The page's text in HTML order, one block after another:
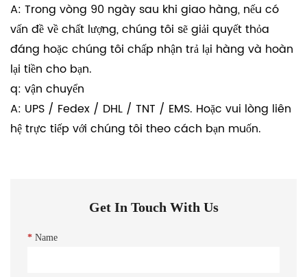
A: Trong vòng 90 ngày sau khi giao hàng, nếu có
vấn đề về chất lượng, chúng tôi sẽ giải quyết thỏa
đáng hoặc chúng tôi chấp nhận trả lại hàng và hoàn
lại tiền cho bạn.
q: vận chuyển
A: UPS / Fedex / DHL / TNT / EMS. Hoặc vui lòng liên
hệ trực tiếp với chúng tôi theo cách bạn muốn.
Get In Touch With Us
* Name